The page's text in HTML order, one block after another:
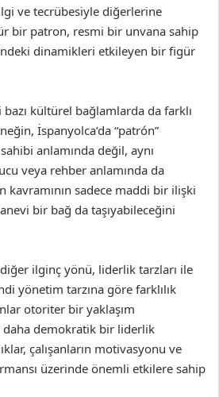
ve tecrübesiyle diğerlerine
bir patron, resmi bir unvana sahip
dinamikleri etkileyen bir figür
kültürel bağlamlarda da farklı
İspanyolca’da “patrón”
anlamında değil, aynı
veya rehber anlamında da
kavramının sadece maddi bir ilişki
bir bağ da taşıyabileceğini
ilginç yönü, liderlik tarzları ile
yönetim tarzına göre farklılık
otoriter bir yaklaşım
demokratik bir liderlik
çalışanların motivasyonu ve
üzerinde önemli etkilere sahip